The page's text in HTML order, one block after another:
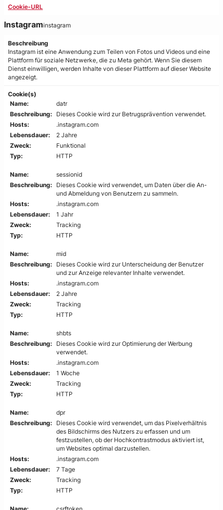
Cookie-URL
Instagraminstagram
Beschreibung
Instagram ist eine Anwendung zum Teilen von Fotos und Videos und eine
Plattform für soziale Netzwerke, die zu Meta gehört. Wenn Sie diesem
Dienst einwilligen, werden Inhalte von dieser Plattform auf dieser Website
angezeigt.
Cookie(s)
Name:
datr
Beschreibung:
Dieses Cookie wird zur Betrugsprävention verwendet.
Hosts:
.instagram.com
Lebensdauer:
2 Jahre
Zweck:
Funktional
Typ:
HTTP
Name:
sessionid
Beschreibung:
Dieses Cookie wird verwendet, um Daten über die An-
und Abmeldung von Benutzern zu sammeln.
Hosts:
.instagram.com
Lebensdauer:
1 Jahr
Zweck:
Tracking
Typ:
HTTP
Name:
mid
Beschreibung:
Dieses Cookie wird zur Unterscheidung der Benutzer
und zur Anzeige relevanter Inhalte verwendet.
Hosts:
.instagram.com
Lebensdauer:
2 Jahre
Zweck:
Tracking
Typ:
HTTP
Name:
shbts
Beschreibung:
Dieses Cookie wird zur Optimierung der Werbung
verwendet.
Hosts:
.instagram.com
Lebensdauer:
1 Woche
Zweck:
Tracking
Typ:
HTTP
Name:
dpr
Beschreibung:
Dieses Cookie wird verwendet, um das Pixelverhältnis
des Bildschirms des Nutzers zu erfassen und um
festzustellen, ob der Hochkontrastmodus aktiviert ist,
um Websites optimal darzustellen.
Hosts:
.instagram.com
Lebensdauer:
7 Tage
Zweck:
Tracking
Typ:
HTTP